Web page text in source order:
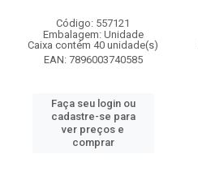
Código: 557121
Embalagem: Unidade
Caixa contém 40 unidade(s)
EAN: 7896003740585
Faça seu login ou
cadastre-se para
ver preços e
comprar